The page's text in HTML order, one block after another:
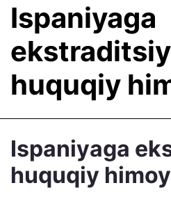
Ispaniyaga
huquqiy
Ispaniyaga
huquqiy